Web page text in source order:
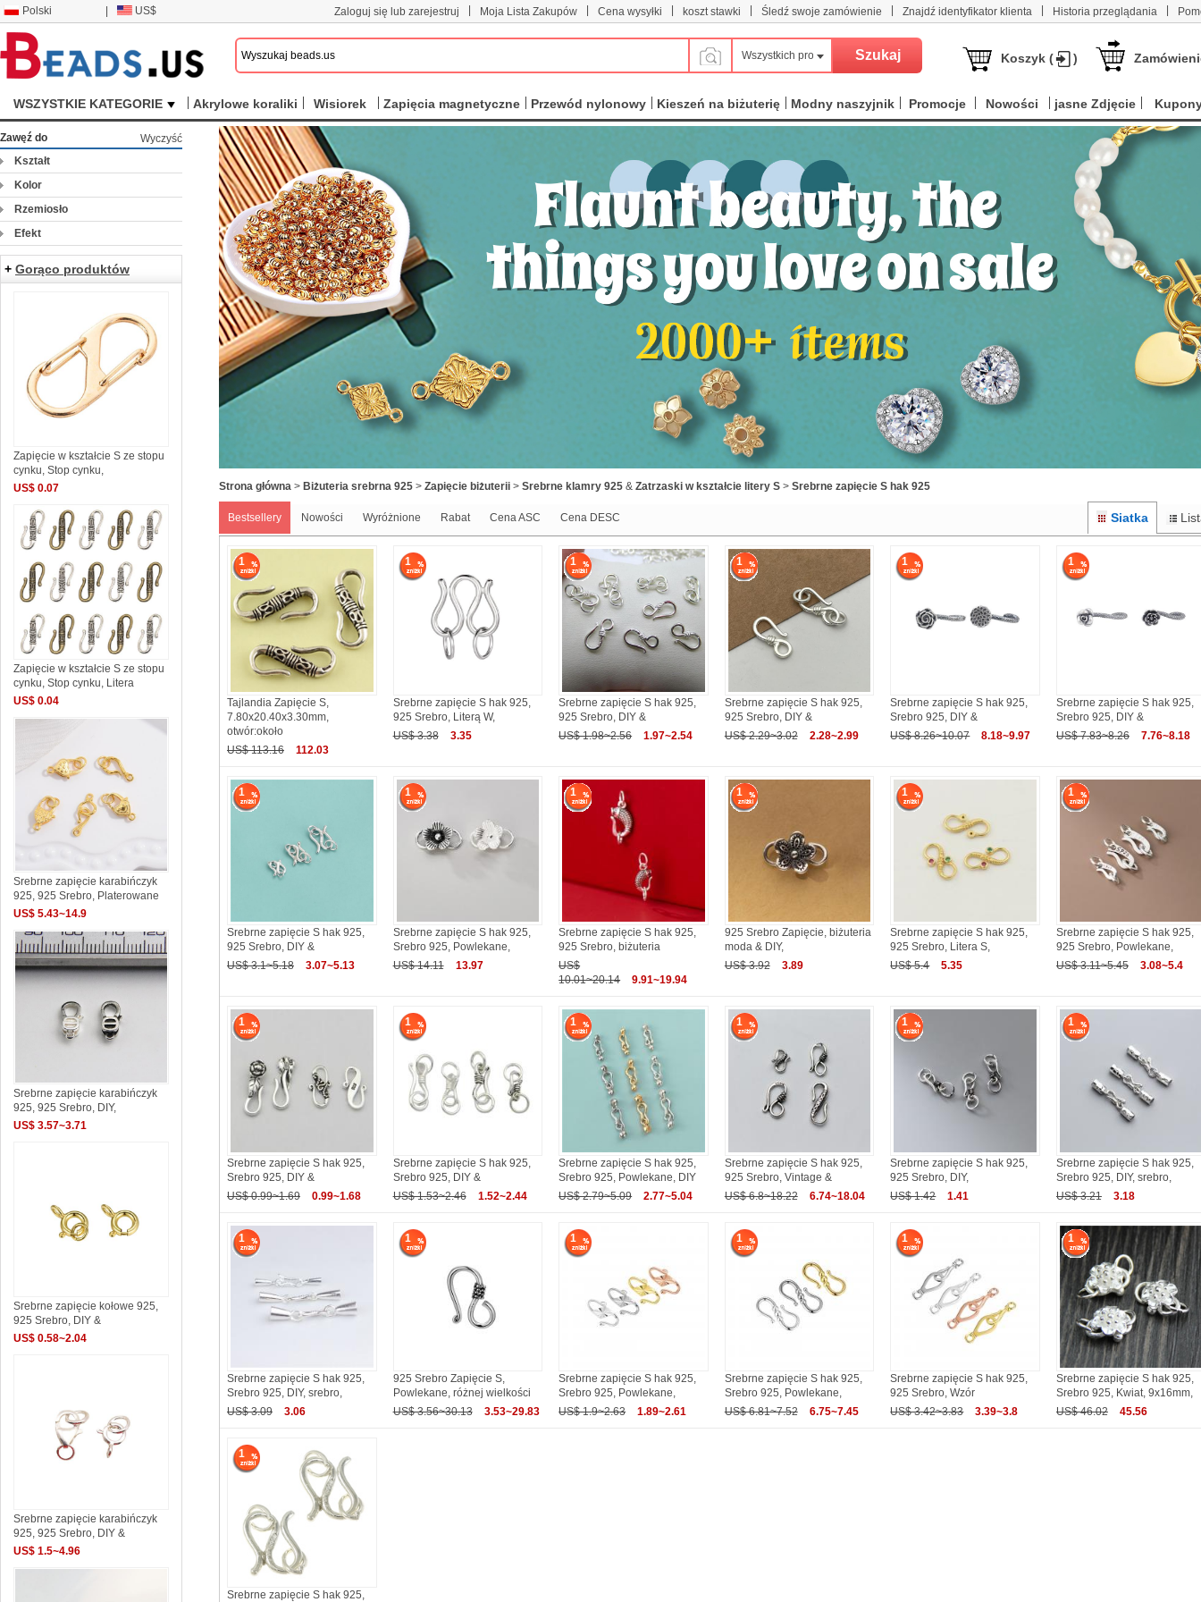
Polski US$ Zaloguj się lub zarejestruj Moja Lista Zakupów Cena wysyłki koszt stawki Śledź swoje zamówienie Znajdź identyfikator klienta Historia przeglądania
Wszystkich produktów Koszyk ( )
WSZYSTKIE KATEGORIE Akrylowe koraliki Wisiorek Zapięcia magnetyczne Przewód nylonowy Kieszeń na biżuterię Modny naszyjnik Promocje Nowości jasne Zdjęcie
Strona główna> Biżuteria srebrna 925> Zapięcie biżuterii> Srebrne klamry 925& Zatrzaski w kształcie litery S> Srebrne zapięcie S hak 925
Bestsellery Nowości Wyróżnione Rabat Cena ASC Cena DESC Siatka
1
Tajlandia Zapięcie S,
7.80x20.40x3.30mm,
otwór:około
US$ 113.16
112.03
1
Srebrne zapięcie S hak 925,
925 Srebro, Literą W,
US$ 3.38
3.35
1
Srebrne zapięcie S hak 925,
925 Srebro, DIY &
US$ 1.98~2.56
1.97~2.54
1
Srebrne zapięcie S hak 925,
925 Srebro, DIY &
US$ 2.29~3.02
2.28~2.99
1
Srebrne zapięcie S hak 925,
Srebro 925, DIY &
US$ 8.26~10.07
8.18~9.97
1
Srebrne zapięcie S hak 925,
Srebro 925, DIY &
US$ 7.83~8.26
7.76~8.18
1
Srebrne zapięcie S hak 925,
925 Srebro, DIY &
US$ 3.1~5.18
3.07~5.13
1
Srebrne zapięcie S hak 925,
Srebro 925, Powlekane,
US$ 14.11
13.97
1
Srebrne zapięcie S hak 925,
925 Srebro, biżuteria
US$
10.01~20.14
9.91~19.94
1
925 Srebro Zapięcie, biżuteria
moda & DIY,
US$ 3.92
3.89
1
Srebrne zapięcie S hak 925,
925 Srebro, Litera S,
US$ 5.4
5.35
1
Srebrne zapięcie S hak 925,
925 Srebro, Powlekane,
US$ 3.11~5.45
3.08~5.4
1
Srebrne zapięcie S hak 925,
Srebro 925, DIY &
US$ 0.99~1.69
0.99~1.68
1
Srebrne zapięcie S hak 925,
Srebro 925, DIY &
US$ 1.53~2.46
1.52~2.44
1
Srebrne zapięcie S hak 925,
Srebro 925, Powlekane, DIY
US$ 2.79~5.09
2.77~5.04
1
Srebrne zapięcie S hak 925,
925 Srebro, Vintage &
US$ 6.8~18.22
6.74~18.04
1
Srebrne zapięcie S hak 925,
925 Srebro, DIY,
US$ 1.42
1.41
1
Srebrne zapięcie S hak 925,
Srebro 925, DIY, srebro,
US$ 3.21
3.18
1
Srebrne zapięcie S hak 925,
Srebro 925, DIY, srebro,
US$ 3.09
3.06
1
925 Srebro Zapięcie S,
Powlekane, różnej wielkości
US$ 3.56~30.13
3.53~29.83
1
Srebrne zapięcie S hak 925,
Srebro 925, Powlekane,
US$ 1.9~2.63
1.89~2.61
1
Srebrne zapięcie S hak 925,
Srebro 925, Powlekane,
US$ 6.81~7.52
6.75~7.45
1
Srebrne zapięcie S hak 925,
925 Srebro, Wzór
US$ 3.42~3.83
3.39~3.8
1
Srebrne zapięcie S hak 925,
Srebro 925, Kwiat, 9x16mm,
US$ 46.02
45.56
1
Srebrne zapięcie S hak 925,
Zawęź do
Wyczyść
Kształt
Kolor
Rzemiosło
Efekt
+ Gorąco produktów
Zapięcie w kształcie S ze stopu
cynku, Stop cynku,
US$ 0.07
Zapięcie w kształcie S ze stopu
cynku, Stop cynku, Litera
US$ 0.04
Srebrne zapięcie karabińczyk
925, 925 Srebro, Platerowane
US$ 5.43~14.9
Srebrne zapięcie karabińczyk
925, 925 Srebro, DIY,
US$ 3.57~3.71
Srebrne zapięcie kołowe 925,
925 Srebro, DIY &
US$ 0.58~2.04
Srebrne zapięcie karabińczyk
925, 925 Srebro, DIY &
US$ 1.5~4.96